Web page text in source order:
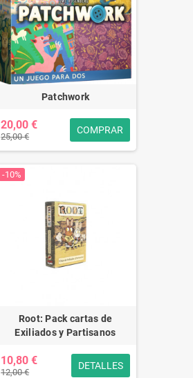
Patchwork
20,00 €
25,00 €
COMPRAR
-10%
Root: Pack cartas de
Exiliados y Partisanos
10,80 €
12,00 €
DETALLES